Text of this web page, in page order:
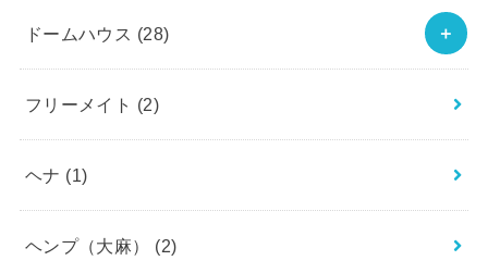
ドームハウス (28)
フリーメイト (2)
ヘナ (1)
ヘンプ（大麻） (2)